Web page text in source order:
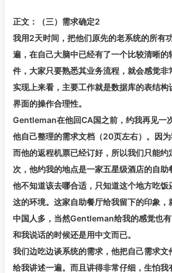
正文：（三）需求确定2
我用2天时间，把他们原先的老系统的所有
遍，在自己大脑中已经有了一个比较清晰的
件，大家只要熟悉其业务流程，就会感觉非
实现上来看，主要工作就是数据库的表结构
界面的操作合理性。
Gentleman在他回CA国之前，约我再见一
他自己整理的需求文档（20页左右）。因为
而他的返程机票已经订好，所以我们只能约
次，他约我的地点是一家五星级酒店的自助
他不知道该去哪合适，只知道这个地方吃饭
这的环境。这家自助餐厅给我留下的印象，
中国人多，当然Gentleman给我的感觉也
和我说话的时候还是用中文而已。
我们边吃边谈系统的需求，他把自己需求文
给我讲述一遍。而且讲得非常仔细，生怕我